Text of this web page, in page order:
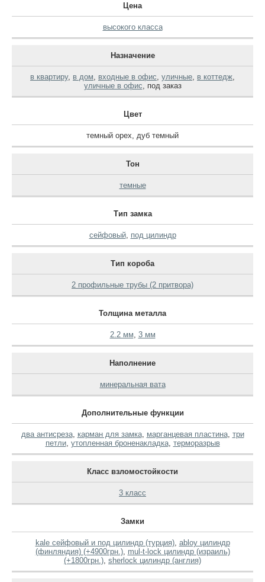
Цена
высокого класса
Назначение
в квартиру, в дом входные в офис уличные в коттедж
уличные в офис
под заказ
Цвет
темный орех дуб темный
Тон
темные
Тип замка
сейфовый, под цилиндр
Тип короба
2 профильные трубы (2 притвора)
Толщина металла
2.2 мм 3 мм
Наполнение
минеральная вата
Дополнительные функции
два антисреза, карман для замка, марганцевая пластина, три
петли, утопленная броненакладка, терморазрыв
Класс взломостойкости
3 класс
Замки
kale сейфовый и под цилиндр (турция), abloy цилиндр
(финляндия) (+4900грн.), mul-t-lock цилиндр (израиль)
(+1800грн.) sherlock цилиндр (англия)